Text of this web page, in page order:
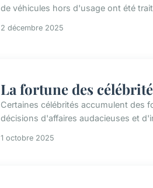
de véhicules hors d'usage ont été
2 décembre 2025
La fortune des
Certaines célébrités accumulent des
décisions d'affaires audacieuses et
1 octobre 2025